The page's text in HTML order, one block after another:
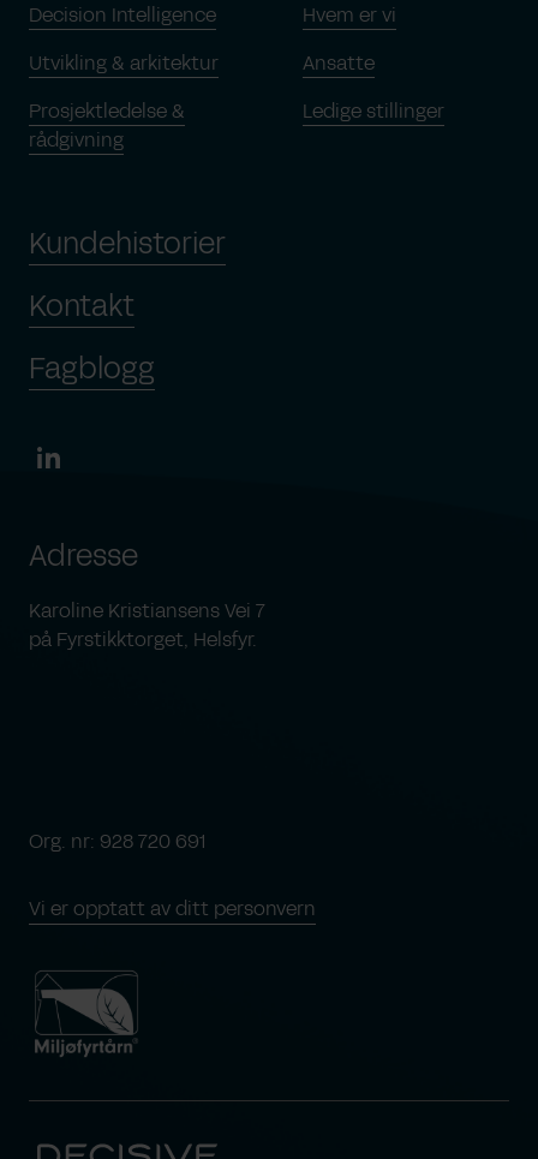
Decision Intelligence
Utvikling & arkitektur
Prosjektledelse &
rådgivning
Hvem er vi
Ansatte
Ledige stillinger
Kundehistorier
Kontakt
Fagblogg
Adresse
Karoline Kristiansens Vei 7
på Fyrstikktorget, Helsfyr.
Org. nr: 928 720 691
Vi er opptatt av ditt personvern